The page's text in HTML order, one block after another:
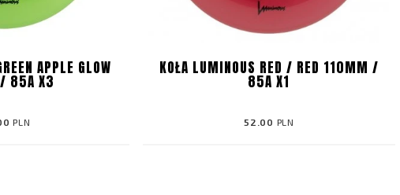
APPLE GLOW
85A X3
PLN
KOŁA LUMINOUS RED / RED 110MM /
85A X1
52.00 PLN